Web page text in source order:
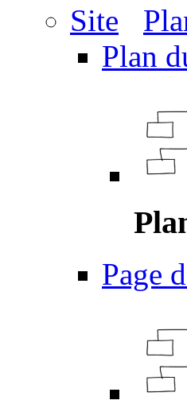
Plan
Page